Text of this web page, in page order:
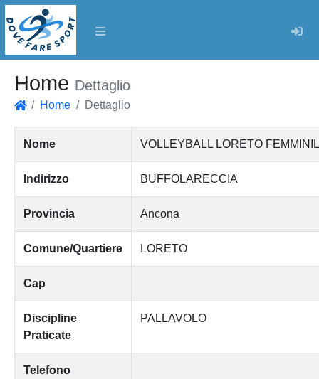
Home Dettaglio
Home Dettaglio
Nome VOLLEYBALL LORETO
Indirizzo BUFFOLARECCIA
Provincia Ancona
Comune/Quartiere LORETO
Cap
Discipline
Praticate
PALLAVOLO
Telefono